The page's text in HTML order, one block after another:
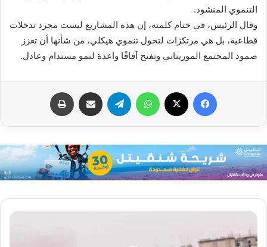
التنموي المنشود.
وقال الرئيس، في ختام كلمته، إن هذه المشاريع ليست مجرد تدخلات
قطاعية، بل هي مرتكزات لتحول تنموي هيكلي، من شأنها أن تعزز
صمود المجتمع الموريتاني وتفتح آفاقًا واعدة لنمو مستدام وعادل.
فيسبوك واتساب تيلقرام مشاركة عبر البريد